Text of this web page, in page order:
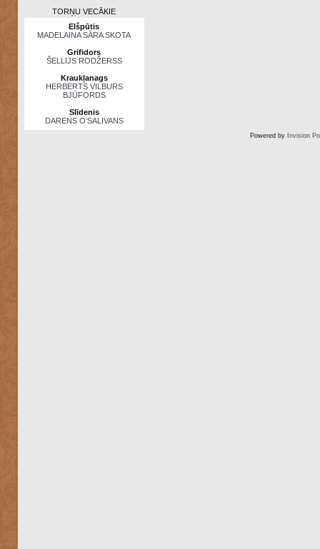
TORŅU VECĀKIE
Elšpūtis
MADELAINA SĀRA SKOTA
Grifidors
ŠELLIJS RODŽERSS
Kraukļanags
HERBERTS VILBURS
BJŪFORDS
Slīdenis
DARENS O’SALIVANS
Powered by Invision